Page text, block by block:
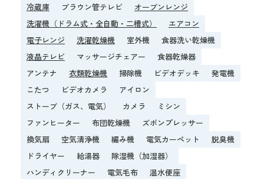
冷蔵庫 ブラウン管テレビ
オーブンレンジ
洗濯機（ドラム式・全自動・二槽式）
エアコン
電子レンジ
洗濯乾燥機 室外機
食器洗い乾燥機
液晶テレビ
マッサージチェアー
食器乾燥器
アンテナ
衣類乾燥機 掃除機 ビデオデッキ
発電機
こたつ
ビデオカメラ
アイロン
ストーブ（ガス、電気）
カメラ
ミシン
ファンヒーター
布団乾燥機
ズボンプレッサー
換気扇
空気清浄機 編み機 電気カーペット
脱臭機
ドライヤー
給湯器
除湿機（加湿器）
ハンディクリーナー
電気毛布
温水便座